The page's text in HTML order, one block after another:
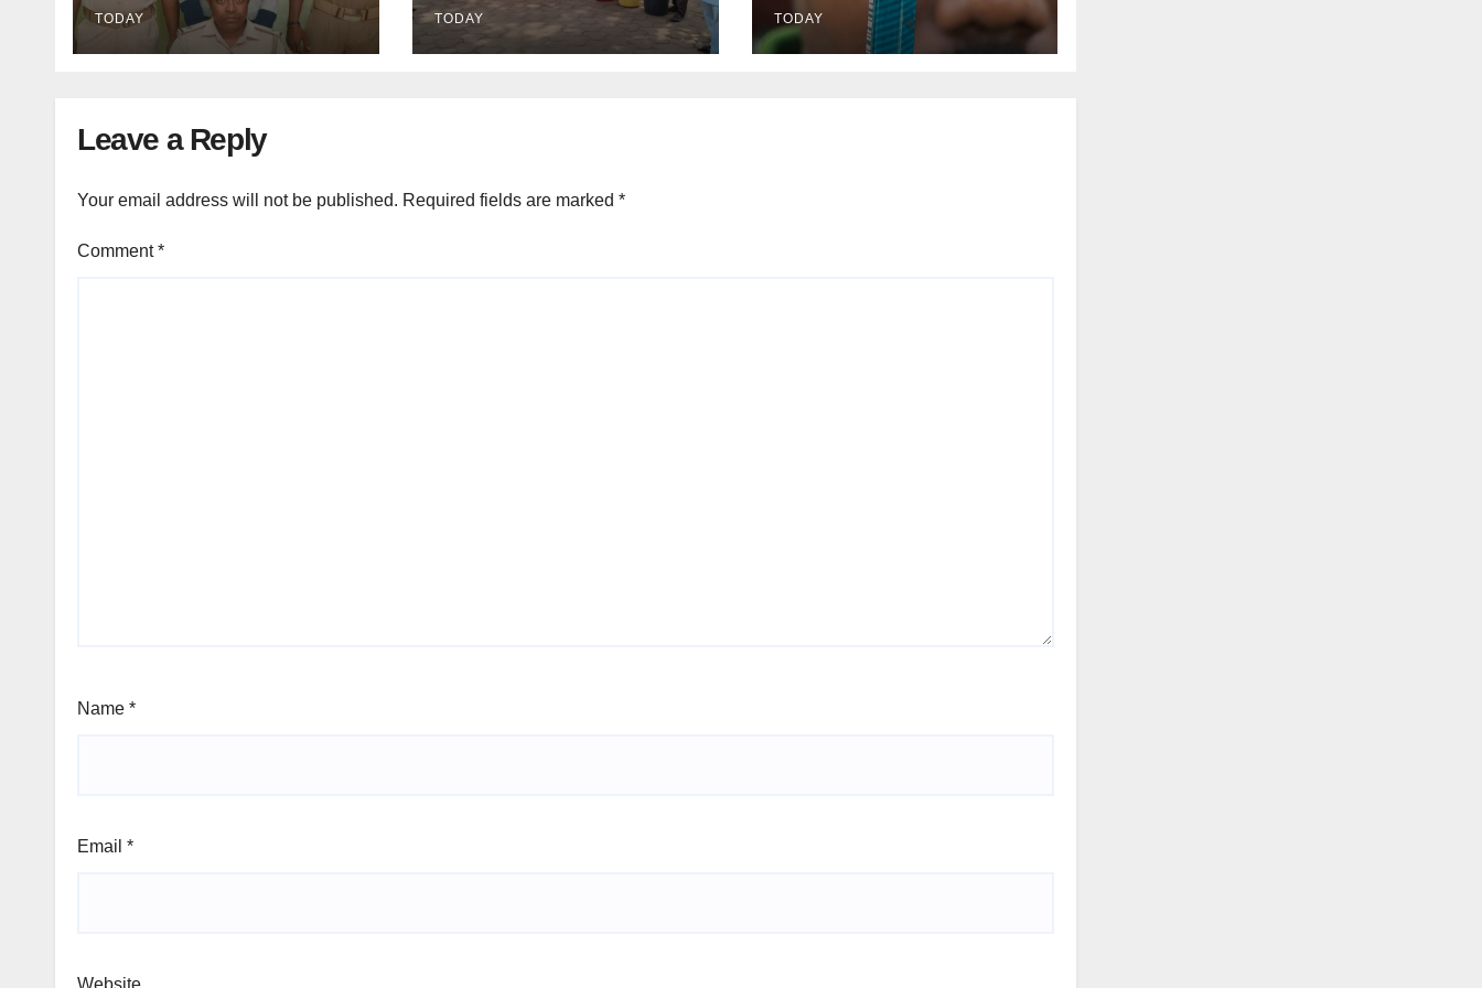
TODAY TODAY TODAY
Leave a Reply
Your email address will not be published. Required fields are marked *
Comment*
Name *
Email *